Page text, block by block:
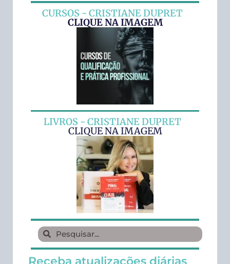
CURSOS - CRISTIANE DUPRET
CLIQUE NA IMAGEM
LIVROS - CRISTIANE DUPRET
CLIQUE NA IMAGEM
Receba atualizações diárias